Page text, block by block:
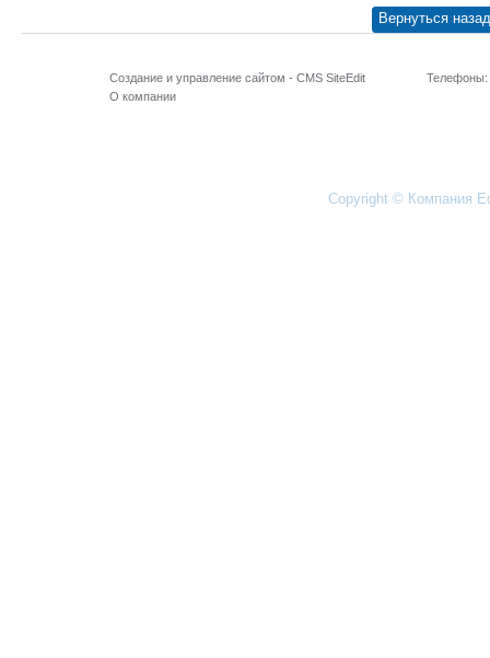
Вернуться назад
Создание и управление сайтом - CMS SiteEdit
О компании
Телефоны:
Copyright © Компания